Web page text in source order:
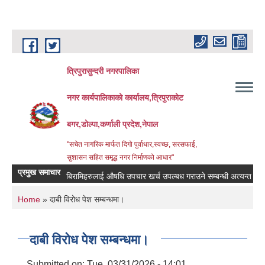
Skip to main content
त्रिपुरासुन्दरी नगरपालिका
नगर कार्यपालिकाको कार्यालय,त्रिपुराकोट
बगर,डोल्पा,कर्णाली प्रदेश,नेपाल
"सचेत नागरिक मार्फत दिगो पुर्वाधार,स्वच्छ, सरसफाई,
सुशासन सहित समृद्ध नगर निर्माणको आधार"
प्रमुख समाचारबिरामिहरुलाई ‍‌औषधि उपचार खर्च उपल्बध गराउने सम्बन्धी अत्यन्त जरुरी
You are here
Home » दाबी विरोध पेश सम्बन्धमा।
दाबी विरोध पेश सम्बन्धमा।